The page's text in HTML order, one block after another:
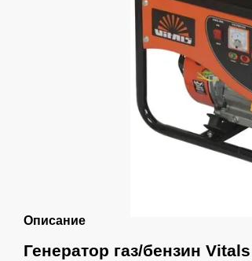
Описание
Генератор газ/бензин